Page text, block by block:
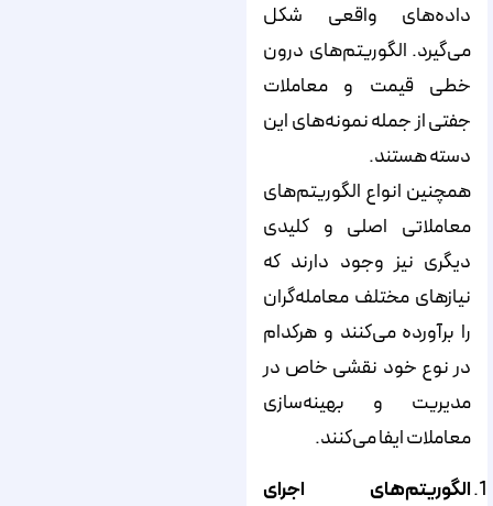
داده‌های واقعی شکل
می‌گیرد. الگوریتم‌های درون
خطی قیمت و معاملات
جفتی از جمله نمونه‌های این
دسته هستند.
همچنین انواع الگوریتم‌های
معاملاتی اصلی و کلیدی
دیگری نیز وجود دارند که
نیازهای مختلف معامله‌گران
را برآورده می‌کنند و هرکدام
در نوع خود نقشی خاص در
مدیریت و بهینه‌سازی
معاملات ایفا می‌کنند.
الگوریتم‌های اجرای